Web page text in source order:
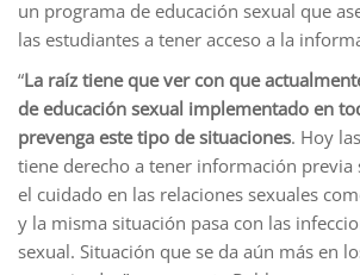
un programa de educación sexual que
las estudiantes a tener acceso a la
“La raíz tiene que ver con que
de educación sexual implementado en
prevenga este tipo de situaciones. Hoy
tiene derecho a tener información previa
el cuidado en las relaciones sexuales
y la misma situación pasa con las
sexual. Situación que se da aún más en